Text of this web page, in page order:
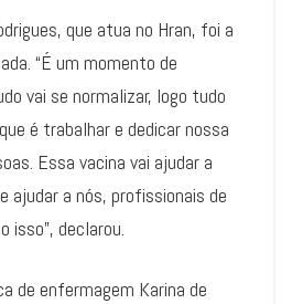
que atua no Hran, foi a
“É um momento de
vai se normalizar, logo tudo
é trabalhar e dedicar nossa
Essa vacina vai ajudar a
ajudar a nós, profissionais de
isso”, declarou.
de enfermagem Karina de